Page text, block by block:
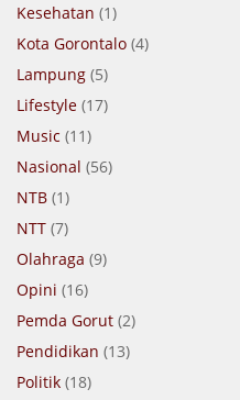
Kesehatan (1)
Kota Gorontalo (4)
Lampung (5)
Lifestyle (17)
Music (11)
Nasional (56)
NTB (1)
NTT (7)
Olahraga (9)
Opini (16)
Pemda Gorut (2)
Pendidikan (13)
Politik (18)